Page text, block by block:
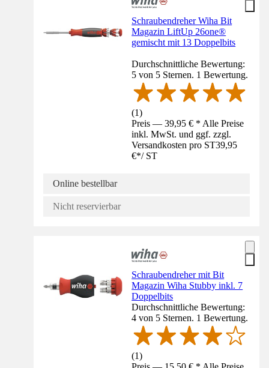
Schraubendreher Wiha Bit
Magazin LiftUp 26one®
gemischt mit 13 Doppelbits
Durchschnittliche Bewertung:
5 von 5 Sternen. 1 Bewertung.
(1)
Preis — 39,95 € * Alle Preise
inkl. MwSt. und ggf. zzgl.
Versandkosten pro ST39,95
€*/ ST
Online bestellbar
Nicht reservierbar
Schraubendreher mit Bit
Magazin Wiha Stubby inkl. 7
Doppelbits
Durchschnittliche Bewertung:
4 von 5 Sternen. 1 Bewertung.
(1)